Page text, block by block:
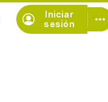
Iniciar
sesión